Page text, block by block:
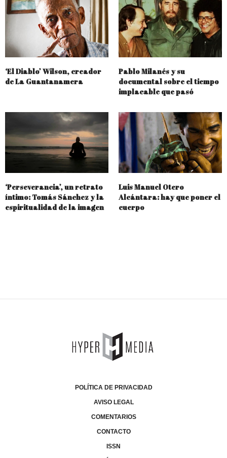
‘El Diablo’ Wilson, creador
de La Guantanamera
Pablo Milanés y su
documental sobre el tiempo
implacable que pasó
‘Perseverancia’, un retrato
íntimo: Tomás Sánchez y la
espiritualidad de la imagen
Luis Manuel Otero
Alcántara: hay que poner el
cuerpo
POLÍTICA DE PRIVACIDAD
AVISO LEGAL
COMENTARIOS
CONTACTO
ISSN